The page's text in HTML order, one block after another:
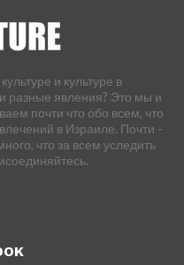
и культуре в
разные явления? Это мы и
почти что обо всем, что
в Израиле. Почти -
что за всем уследить